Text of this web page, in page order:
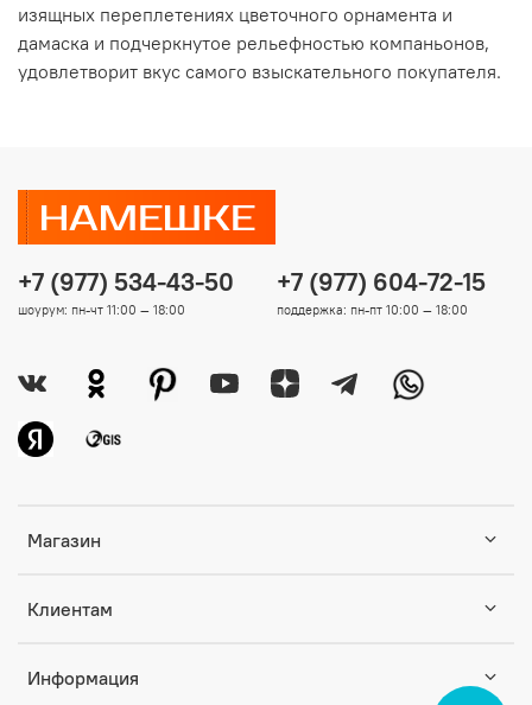
изящных переплетениях цветочного орнамента и
дамаска и подчеркнутое рельефностью компаньонов,
удовлетворит вкус самого взыскательного покупателя.
Магазин
Клиентам
Информация
+7 (977) 534-43-50
шоурум: пн-чт 11:00 — 18:00
+7 (977) 604-72-15
поддержка: пн-пт 10:00 — 18:00